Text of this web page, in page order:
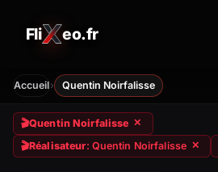
Fli eo.fr
FliXeo.fr
Accueil
Accueil› Quentin Noirfalisse
🎬Quentin Noirfalisse ✕
🎬Réalisateur: Quentin Noirfalisse ✕